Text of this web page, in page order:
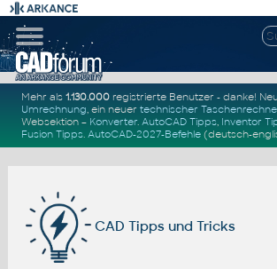
Mehr als1.130.000 registrierte Benutzer - danke!
Umrechnung, ein neuertechnischer
Websektion – Konverter.AutoCAD Tipps, Inventor
Fusion Tipps.AutoCAD-2027-Befehle (deutsch-
CAD Tipps und Tricks